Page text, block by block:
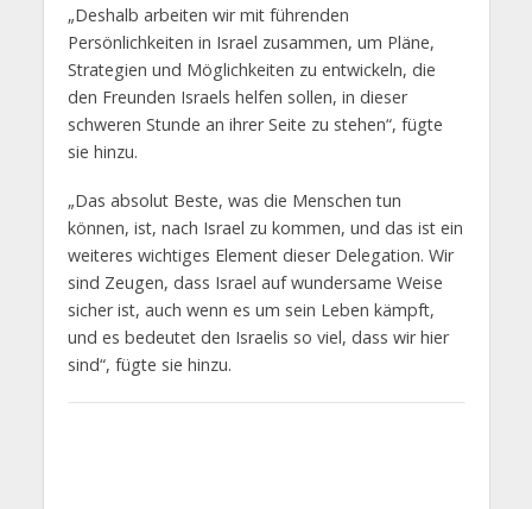
„Deshalb arbeiten wir mit führenden
Persönlichkeiten in Israel zusammen, um Pläne,
Strategien und Möglichkeiten zu entwickeln, die
den Freunden Israels helfen sollen, in dieser
schweren Stunde an ihrer Seite zu stehen“, fügte
sie hinzu.
„Das absolut Beste, was die Menschen tun
können, ist, nach Israel zu kommen, und das ist ein
weiteres wichtiges Element dieser Delegation. Wir
sind Zeugen, dass Israel auf wundersame Weise
sicher ist, auch wenn es um sein Leben kämpft,
und es bedeutet den Israelis so viel, dass wir hier
sind“, fügte sie hinzu.